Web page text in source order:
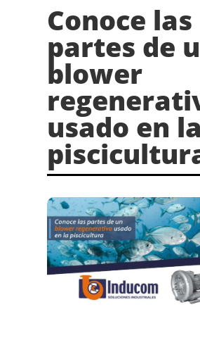
Conoce las
partes de
blower
usado en la